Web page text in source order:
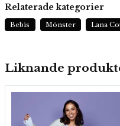
Liknande
Relaterade kategorier
Bebis Mönster Lana